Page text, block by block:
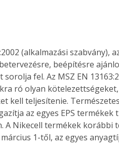
(alkalmazási
beépítésre
fel. Az MSZ EN
ró olyan
kell teljesítenie.
az egyes EPS termékek
A Nikecell termékek
1-től, az egyes